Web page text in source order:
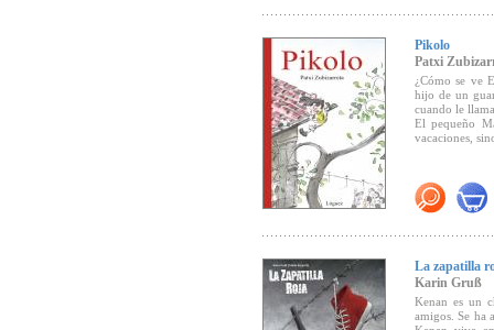
para niños y
-
Bibliothek de
The year'
-Finalista del
la jeunesse
-Sélection
-Finalista del
Pikolo
Patxi
¿Cómo se ve
hijo de un
cuando le
El pequeño
vacaciones,
El pequeño
la higuera, su
dolorosa...
"A los niños
les cuentas un
"Patxi
asunto
La zapatilla
Karin Gruß
Kenan es un
amigos. Se ha